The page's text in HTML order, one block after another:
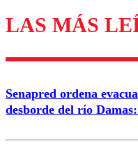
Los comentarios
Nombre
Correo
LAS MÁS
Senapred ordena
desborde del río